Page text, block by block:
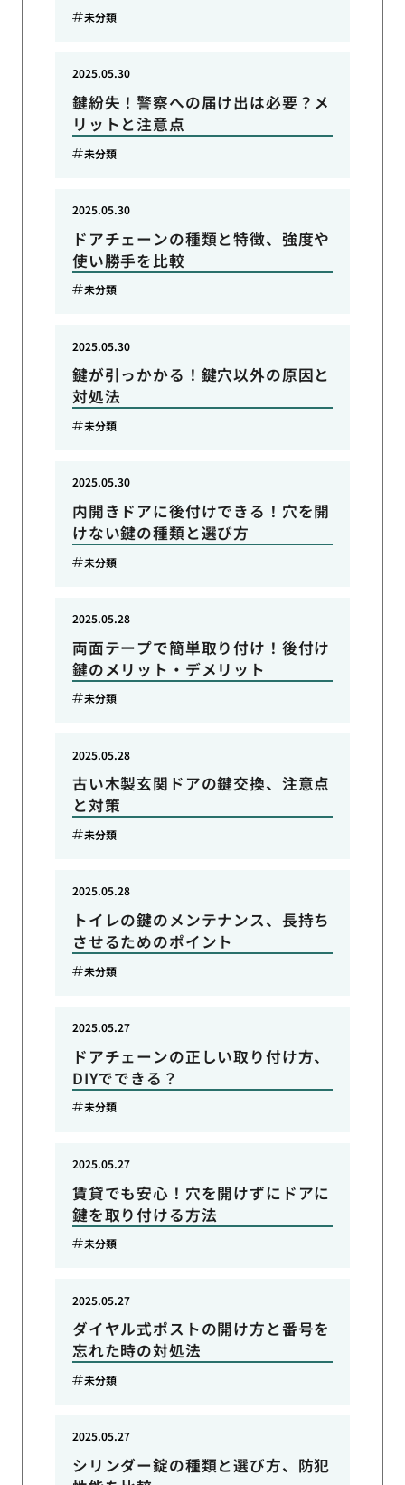
未分類
鍵紛失！警察への届け出は必要？メ
リットと注意点
2025.05.30
未分類
ドアチェーンの種類と特徴、強度や
使い勝手を比較
2025.05.30
未分類
鍵が引っかかる！鍵穴以外の原因と
対処法
2025.05.30
未分類
内開きドアに後付けできる！穴を開
けない鍵の種類と選び方
2025.05.30
未分類
両面テープで簡単取り付け！後付け
鍵のメリット・デメリット
2025.05.28
未分類
古い木製玄関ドアの鍵交換、注意点
と対策
2025.05.28
未分類
トイレの鍵のメンテナンス、長持ち
させるためのポイント
2025.05.28
未分類
ドアチェーンの正しい取り付け方、
DIYでできる？
2025.05.27
未分類
賃貸でも安心！穴を開けずにドアに
鍵を取り付ける方法
2025.05.27
未分類
ダイヤル式ポストの開け方と番号を
忘れた時の対処法
2025.05.27
未分類
シリンダー錠の種類と選び方、防犯
2025.05.27